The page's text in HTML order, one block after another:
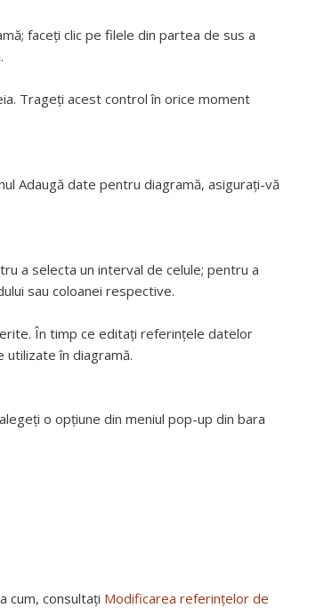
faceți clic pe filele din partea de sus a
Trageți acest control în orice moment
Adaugă date pentru diagramă, asigurați-vă
a selecta un interval de celule; pentru a
sau coloanei respective.
În timp ce editați referințele datelor
în diagramă.
o opțiune din meniul pop-up din bara
cum, consultați Modificarea referințelor de